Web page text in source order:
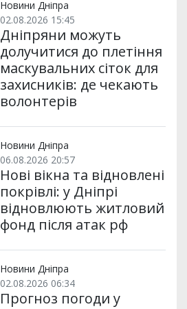
Новини Дніпра
02.08.2026 15:45
Дніпряни можуть
долучитися до плетіння
маскувальних сіток для
захисників: де чекають
волонтерів
Новини Дніпра
06.08.2026 20:57
Нові вікна та відновлені
покрівлі: у Дніпрі
відновлюють житловий
фонд після атак рф
Новини Дніпра
02.08.2026 06:34
Прогноз погоди у